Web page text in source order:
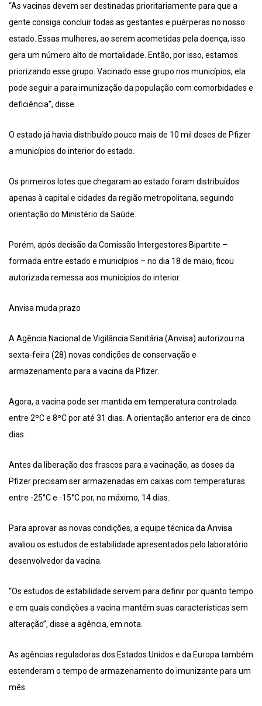
“As vacinas devem ser destinadas prioritariamente para que a
gente consiga concluir todas as gestantes e puérperas no nosso
estado. Essas mulheres, ao serem acometidas pela doença, isso
gera um número alto de mortalidade. Então, por isso, estamos
priorizando esse grupo. Vacinado esse grupo nos municípios, ela
pode seguir a para imunização da população com comorbidades e
deficiência”, disse.
O estado já havia distribuído pouco mais de 10 mil doses de Pfizer
a municípios do interior do estado.
Os primeiros lotes que chegaram ao estado foram distribuídos
apenas à capital e cidades da região metropolitana, seguindo
orientação do Ministério da Saúde.
Porém, após decisão da Comissão Intergestores Bipartite –
formada entre estado e municípios – no dia 18 de maio, ficou
autorizada remessa aos municípios do interior.
Anvisa muda prazo
A Agência Nacional de Vigilância Sanitária (Anvisa) autorizou na
sexta-feira (28) novas condições de conservação e
armazenamento para a vacina da Pfizer.
Agora, a vacina pode ser mantida em temperatura controlada
entre 2ºC e 8ºC por até 31 dias. A orientação anterior era de cinco
dias.
Antes da liberação dos frascos para a vacinação, as doses da
Pfizer precisam ser armazenadas em caixas com temperaturas
entre -25°C e -15°C por, no máximo, 14 dias.
Para aprovar as novas condições, a equipe técnica da Anvisa
avaliou os estudos de estabilidade apresentados pelo laboratório
desenvolvedor da vacina.
“Os estudos de estabilidade servem para definir por quanto tempo
e em quais condições a vacina mantém suas características sem
alteração”, disse a agência, em nota.
As agências reguladoras dos Estados Unidos e da Europa também
estenderam o tempo de armazenamento do imunizante para um
mês.